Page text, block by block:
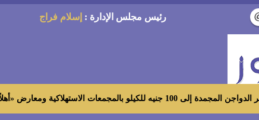
رئيس مجلس الإدارة : إسلام فراج
«أهلاً رمضان»